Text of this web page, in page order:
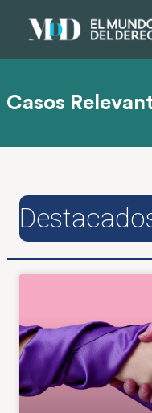
Casos